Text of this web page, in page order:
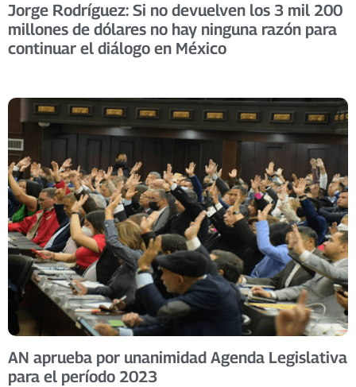
Jorge Rodríguez: Si no devuelven los 3 mil 200
millones de dólares no hay ninguna razón para
continuar el diálogo en México
AN aprueba por unanimidad Agenda Legislativa
para el período 2023